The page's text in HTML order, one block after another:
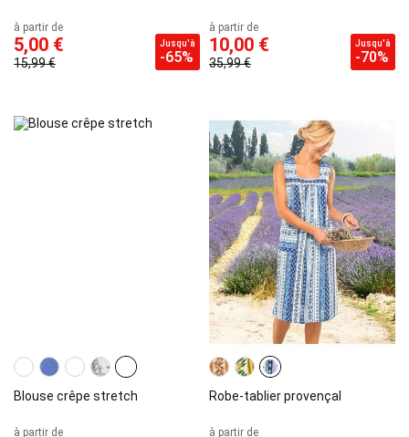
à partir de
5,00 €
15,99 €
Jusqu'à
-65%
à partir de
10,00 €
35,99 €
Jusqu'à
-70%
Blouse crêpe stretch
à partir de
Robe-tablier provençal
à partir de